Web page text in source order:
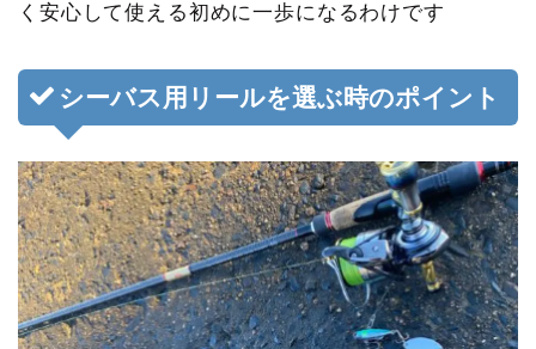
く安心して使える初めに一歩になるわけです
シーバス用リールを選ぶ時のポイント